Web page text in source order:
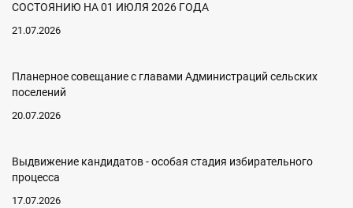
СОСТОЯНИЮ НА 01 ИЮЛЯ 2026 ГОДА
21.07.2026
Планерное совещание с главами Администраций сельских
поселений
20.07.2026
Выдвижение кандидатов - особая стадия избирательного
процесса
17.07.2026